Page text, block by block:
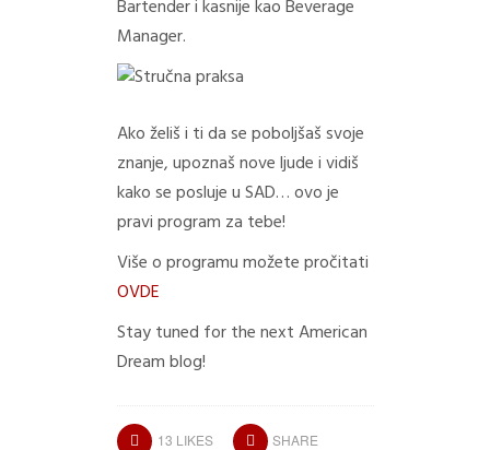
Bartender i kasnije kao Beverage
Manager.
Ako želiš i ti da se poboljšaš svoje
znanje, upoznaš nove ljude i vidiš
kako se posluje u SAD… ovo je
pravi program za tebe!
Više o programu možete pročitati
OVDE
Stay tuned for the next American
Dream blog!
13 LIKES SHARE